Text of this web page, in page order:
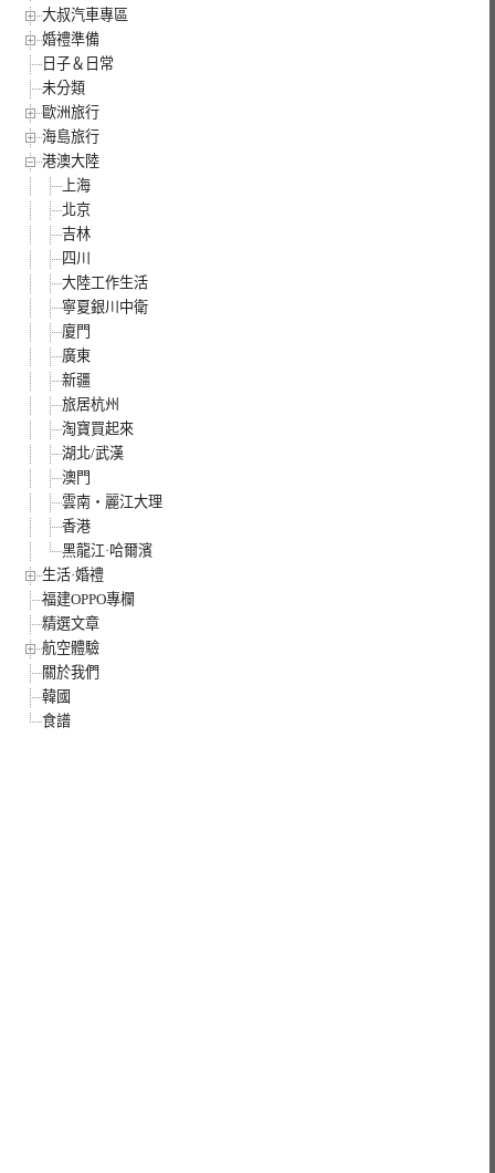
大叔汽車專區
婚禮準備
日子＆日常
未分類
歐洲旅行
海島旅行
港澳大陸
上海
北京
吉林
四川
大陸工作生活
寧夏銀川中衛
廈門
廣東
新疆
旅居杭州
淘寶買起來
湖北/武漢
澳門
雲南‧麗江大理
香港
黑龍江·哈爾濱
生活·婚禮
福建OPPO專欄
精選文章
航空體驗
關於我們
韓國
食譜